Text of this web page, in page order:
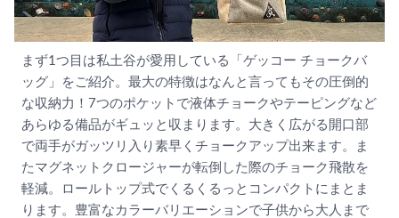
まず1つ目は私土谷が愛用している「ゲッコー チョークバ
ッグ」をご紹介。最大の特徴はなんと言ってもその圧倒的
な収納力！7つのポケットで液体チョークやテーピングなど
あらゆる備品がギュッと収まります。大きく広がる開口部
で両手がガッツリ入り素早くチョークアップ出来ます。ま
たマグネットクロージャーが転倒した際のチョーク飛散を
軽減。ロールトップ式でくるくるっとコンパクトにまとま
ります。豊富なカラーバリエーションで子供から大人まで